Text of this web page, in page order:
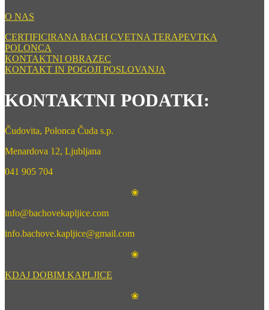
O NAS
CERTIFICIRANA BACH CVETNA TERAPEVTKA
POLONCA
KONTAKTNI OBRAZEC
KONTAKT IN POGOJI POSLOVANJA
KONTAKTNI PODATKI:
Čudovita, Polonca Čuda s.p.
Menardova 12, Ljubljana
041 905 704
❀
info@bachovekapljice.com
info.bachove.kapljice@gmail.com
❀
KDAJ DOBIM KAPLJICE
❀